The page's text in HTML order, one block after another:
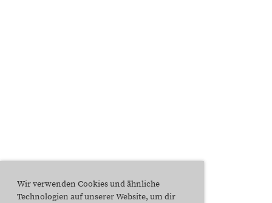
Wir verwenden Cookies und ähnliche
Technologien auf unserer Website, um dir